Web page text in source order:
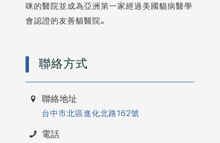
咪的醫院並成為亞洲第一家經過美國貓病醫學
會認證的友善貓醫院。
聯絡方式
聯絡地址
台中市北區進化北路162號
電話